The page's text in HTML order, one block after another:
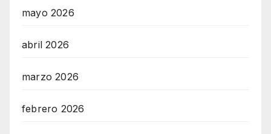
mayo 2026
abril 2026
marzo 2026
febrero 2026